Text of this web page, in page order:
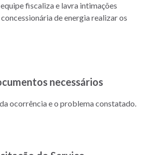
fiscaliza e lavra intimações
de energia realizar os
necessários
ocorrência e o problema constatado.